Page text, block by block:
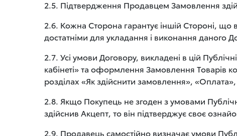
2.5. Підтвердження Продавцем Замовлення
2.6. Кожна Сторона гарантує іншій Стороні, що
достатніми для укладання і виконання даного
2.7. Усі умови Договору, викладені в цій
кабінеті» та оформлення Замовлення Товарів
розділах «Як здійснити замовлення»,
2.8. Якщо Покупець не згоден з умовами
здійснив Акцепт, то він підтверджує своє
2.9. Продавець самостійно визначає умови